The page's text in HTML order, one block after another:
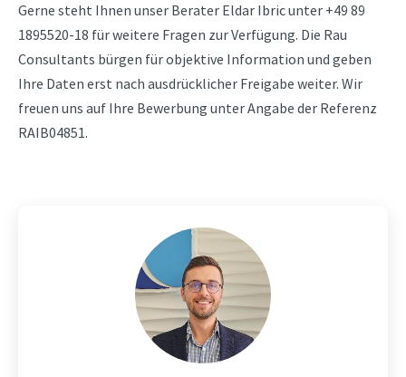
Gerne steht Ihnen unser Berater Eldar Ibric unter +49 89
1895520-18 für weitere Fragen zur Verfügung. Die Rau
Consultants bürgen für objektive Information und geben
Ihre Daten erst nach ausdrücklicher Freigabe weiter. Wir
freuen uns auf Ihre Bewerbung unter Angabe der Referenz
RAIB04851.